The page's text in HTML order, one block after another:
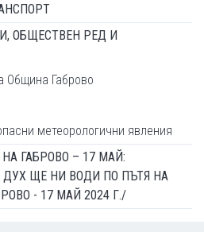
ОБЩЕСТВЕН РЕД И
Община Габрово
метеорологични явления
ГАБРОВО – 17 МАЙ:
ЩЕ НИ ВОДИ ПО ПЪТЯ НА
- 17 МАЙ 2024 Г./